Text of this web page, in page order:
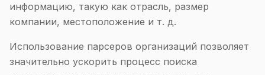
информацию, такую как отрасль, размер
компании, местоположение и т. д.
Использование парсеров организаций позволяет
значительно ускорить процесс поиска